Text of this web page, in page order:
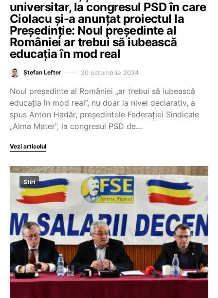
universitar, la congresul PSD în care
Ciolacu și-a anunțat proiectul la
Președinție: Noul președinte al
României ar trebui să iubească
educația în mod real
Ștefan Lefter 20 octombrie 2024
Noul președinte al României „ar trebui să iubească
educația în mod real”, nu doar la nivel declarativ, a
spus Anton Hadăr, președintele Federației Sindicale
„Alma Mater”, la congresul PSD de…
Vezi articolul
Știri